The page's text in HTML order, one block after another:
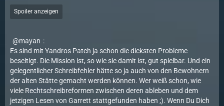
Spoiler anzeigen
mayan :
Es sind mit Yandros Patch ja schon die dicksten Probleme
beseitigt. Die Mission ist, so wie sie damit ist, gut spielbar. Und ein
gelegentlicher Schreibfehler hätte so ja auch von den Bewohnern
der alten Stätte gemacht werden können. Wer weiß schon, wie
viele Rechtschreibreformen zwischen deren ableben und dem
jetzigen Lesen von Garrett stattgefunden haben ;). Wenn Du Dich